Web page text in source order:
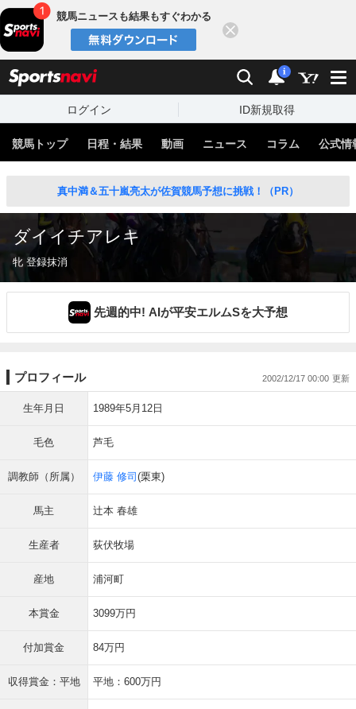
競馬ニュースも結果もすぐわかる
検索 通知
i
ログイン ID新規取得
競馬トップ 日程・結果 動画 ニュース コラム 公式情
真中満＆五十嵐亮太が佐賀競馬予想に挑戦！（PR）
ダイイチアレキ
牝 登録抹消
先週的中! AIが平安エルムSを大予想
プロフィール 2002/12/17 00:00
生年月日 1989年5月12日
毛色 芦毛
調教師（所属） 伊藤 修司 (栗東)
馬主 辻本 春雄
生産者 荻伏牧場
産地 浦河町
本賞金 3099万円
付加賞金 84万円
収得賞金：平地 平地：600万円